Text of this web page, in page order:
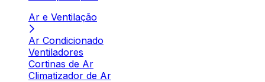
Ar e Ventilação
Ar Condicionado
Ventiladores
Cortinas de Ar
Climatizador de Ar